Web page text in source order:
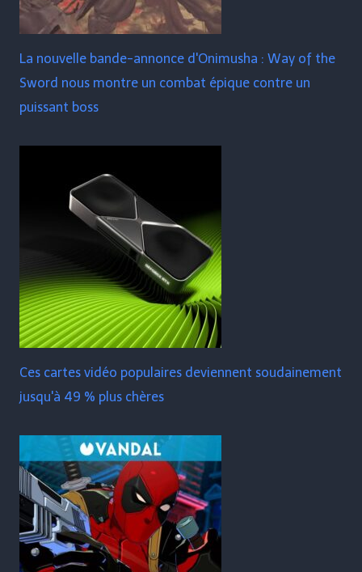
La nouvelle bande-annonce d'Onimusha : Way of the
Sword nous montre un combat épique contre un
puissant boss
Ces cartes vidéo populaires deviennent soudainement
jusqu'à 49 % plus chères